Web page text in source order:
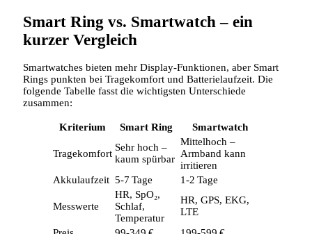
Smart Ring vs. Smartwatch – ein
kurzer Vergleich
Smartwatches bieten mehr Display‑Funktionen, aber Smart
Rings punkten bei Tragekomfort und Batterielaufzeit. Die
folgende Tabelle fasst die wichtigsten Unterschiede
zusammen:
Kriterium Smart Ring Smartwatch
Tragekomfort
Sehr hoch –
kaum spürbar
Mittelhoch –
Armband kann
irritieren
Akkulaufzeit 5‑7 Tage 1‑2 Tage
Messwerte
HR, SpO₂,
Schlaf,
Temperatur
HR, GPS, EKG,
LTE